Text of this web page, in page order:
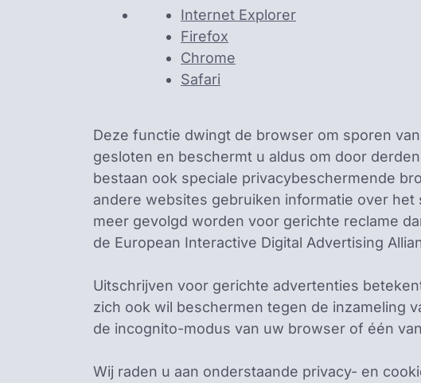
Internet Explorer
Firefox
Chrome
Safari
Deze functie dwingt de browser om sporen
gesloten en beschermt u aldus om door
bestaan ook speciale privacybeschermende
andere websites gebruiken informatie over
meer gevolgd worden voor gerichte reclame
de European Interactive Digital Advertising
Uitschrijven voor gerichte advertenties
zich ook wil beschermen tegen de inzameling
de incognito-modus van uw browser of één
Wij raden u aan onderstaande privacy- en